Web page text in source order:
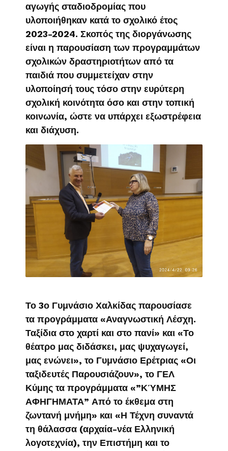
αγωγής σταδιοδρομίας που
υλοποιήθηκαν κατά το σχολικό έτος
2023-2024. Σκοπός της διοργάνωσης
είναι η παρουσίαση των προγραμμάτων
σχολικών δραστηριοτήτων από τα
παιδιά που συμμετείχαν στην
υλοποίησή τους τόσο στην ευρύτερη
σχολική κοινότητα όσο και στην τοπική
κοινωνία, ώστε να υπάρχει εξωστρέφεια
και διάχυση.
Το 3ο Γυμνάσιο Χαλκίδας παρουσίασε
τα προγράμματα «Αναγνωστική Λέσχη.
Ταξίδια στο χαρτί και στο πανί» και «Το
θέατρο μας διδάσκει, μας ψυχαγωγεί,
μας ενώνει», το Γυμνάσιο Ερέτριας «Οι
ταξιδευτές Παρουσιάζουν», το ΓΕΛ
Κύμης τα προγράμματα «”ΚΎΜΗΣ
ΑΦΗΓΗΜΑΤΑ” Από το έκθεμα στη
ζωντανή μνήμη» και «Η Τέχνη συναντά
τη θάλασσα (αρχαία-νέα Ελληνική
λογοτεχνία), την Επιστήμη και το